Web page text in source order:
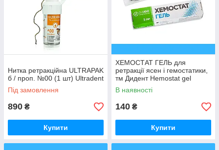
Нитка ретракційна ULTRAPAK
б / проп. №00 (1 шт) Ultradent
Під замовлення
890 ₴
Купити
ХЕМОСТАТ ГЕЛЬ для
ретракції ясен і гемостатики,
тм Дидент Hemostat gel
Forte, Dident
В наявності
140 ₴
Купити